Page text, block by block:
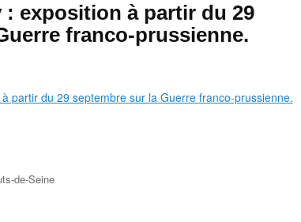
: exposition à partir du 29
franco-prussienne.
de-Seine